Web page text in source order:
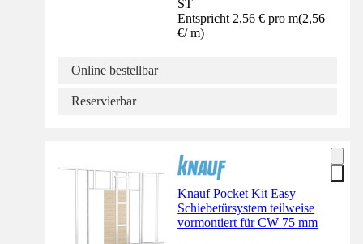
ST
Entspricht 2,56 € pro m(2,56
€/ m)
Online bestellbar
Reservierbar
Knauf Pocket Kit Easy
Schiebetürsystem teilweise
vormontiert für CW 75 mm